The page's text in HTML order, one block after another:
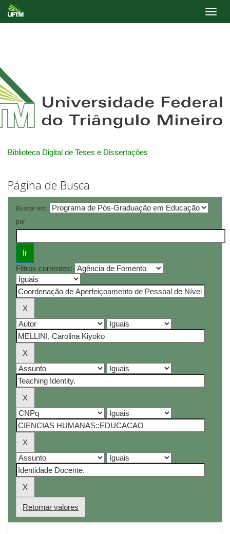
Biblioteca Digital de Teses e Dissertações
Página de Busca
Buscar em:
por
Filtros correntes:
Retornar valores